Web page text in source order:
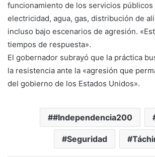
funcionamiento de los servicios públicos
electricidad, agua, gas, distribución de
incluso bajo escenarios de agresión.
tiempos de respuesta».
El gobernador subrayó que la práctica
la resistencia ante la «agresión que
del gobierno de los Estados Unidos».
#Independencia200
Seguridad